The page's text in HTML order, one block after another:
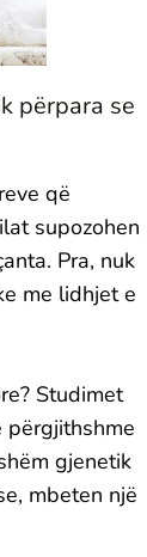
përpara se
që
supozohen
Pra, nuk
me lidhjet e
Studimet
përgjithshme
gjenetik
mbeten një